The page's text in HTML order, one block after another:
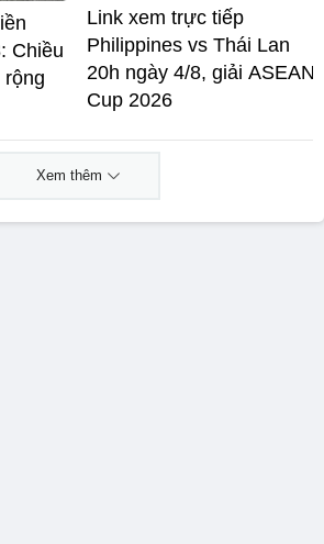
Chiều
rộng
Link xem trực tiếp
Philippines vs Thái Lan
20h ngày 4/8, giải ASEAN
Cup 2026
Xem thêm